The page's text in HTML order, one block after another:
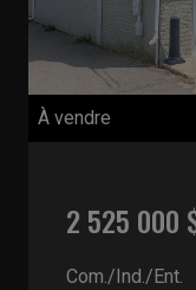
À vendre
2 525 000
Com./Ind./Ent.